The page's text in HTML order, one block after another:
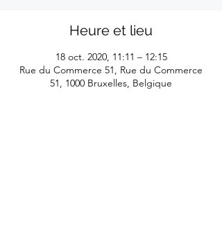
Heure et lieu
18 oct. 2020, 11:11 – 12:15
Rue du Commerce 51, Rue du Commerce
51, 1000 Bruxelles, Belgique